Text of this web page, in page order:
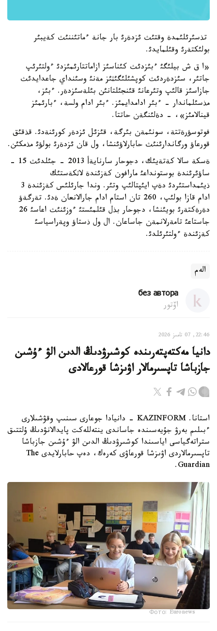
تذسئرئلئمدة وقتئث ئزدةرئ بار جانة ءماتئننئث كةيبئر
بولئكتةرئ وقئلمايدئ.
«ا ق ش بيلئگئ ءبئزدئث كئناسئز ازاماتتارئمئزدئ ءولتئرئپ
جاتئر، سئزدةردئث كوپشئلئگئثئز مةنئ وسئنداي جاعدايدئث
جازاسئز قالئپ وتئرعانئ قئنجئلتانئن بئلةسئزدةر. ءبئز،
مذسئلماندار - ءبئر ادامدايمئز. ءبئر ادام ولسة، ءبارئمئز
قينالامئز»، - دةلئنگةن حاتتا.
فوتوسؤرةتتة، سونئمةن بئرگة، قئزئل ئزدةر كورئنةدئ. قذقئق
قورعاؤ ورگاندارئنئث حابارلاؤئنشا، ول قان ئزدةرئ بولؤئ مذمكئن.
ةسكة سالا كةتةيئك، دجوحار سارنايةأ 2013 - جئلدئث 15 -
ساؤئرئندة بوستونداعئ مارافون كةزئندة لاثكةستئك
ذيئمداستئردئ دةپ ايئپتالئپ وتئر. وندا جارئلئس كةزئندة 3
ادام قازا بولئپ، 260 تان استام ادام جارالانعان ةدئ. تةرگةؤ
دةرةكتةرئ بويئنشا، دجوحار بذل قئلمئستئ ءوزئنئث اعاسئ 26
جاستاعئ تامةرلانمةن جاساعان. ال ول ذستاؤ وپةراسياسئ
كةزئندة ءولتئرئلدئ.
الەم
без автора
اۆتور
22:46, 07 تامىز 2026
دانيا مەكتەپتەرىندە كوشىرۋدىڭ الدىن الۋ ءۇشىن
جازباشا تاپسىرمالار اۋىزشا قورعالادى
استانا. KAZINFORM - دانيادا جوعارى سىنىپ وقۋشىلارى
ءبىلىم بەرۋ جۇيەسىندە جاساندى ينتەللەكت پايدالانۋدىڭ ۇلتتىق
ستراتەگياسى اياسىندا كوشىرۋدىڭ الدىن الۋ ءۇشىن جازباشا
تاپسىرمالاردى اۋىزشا قورعاۋى كەرەك، دەپ حابارلايدى The
Guardian.
Фото: Euronews